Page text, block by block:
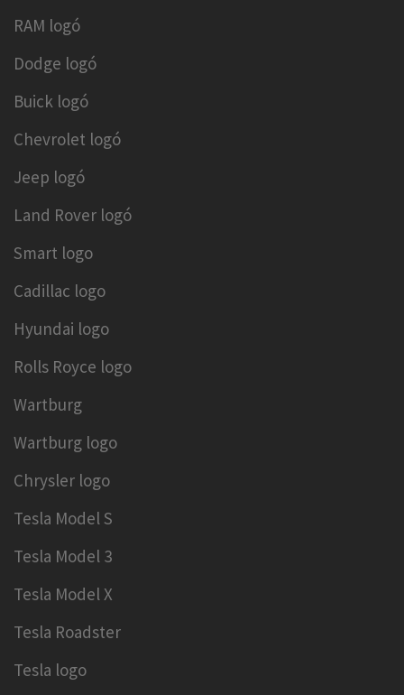
RAM logó
Dodge logó
Buick logó
Chevrolet logó
Jeep logó
Land Rover logó
Smart logo
Cadillac logo
Hyundai logo
Rolls Royce logo
Wartburg
Wartburg logo
Chrysler logo
Tesla Model S
Tesla Model 3
Tesla Model X
Tesla Roadster
Tesla logo